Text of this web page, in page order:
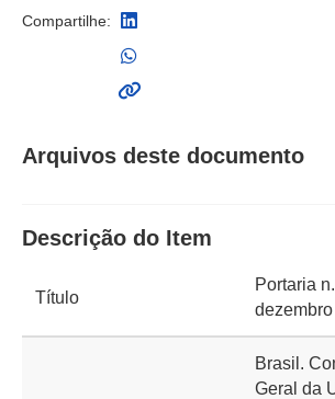
Compartilhe:
Arquivos deste documento
Descrição do Item
Título
Portaria
Brasil.
Geral da